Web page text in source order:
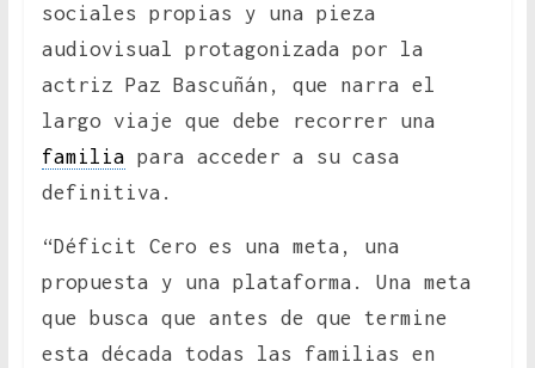
sociales propias y una pieza
audiovisual protagonizada por la
actriz Paz Bascuñán, que narra el
largo viaje que debe recorrer una
familia para acceder a su casa
definitiva.
“Déficit Cero es una meta, una
propuesta y una plataforma. Una meta
que busca que antes de que termine
esta década todas las familias en